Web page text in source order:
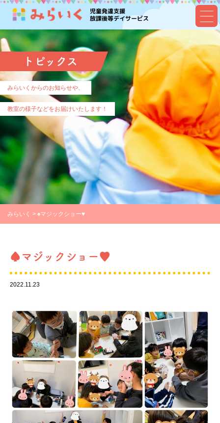
児童発達支援
放課後等デイサービス
トピックス
みらいくからのお知らせや、
教室の様子などをお届けいたします！
みらいく > ♠️マジックショー♥️
♠️マジックショー♥️
2022.11.23